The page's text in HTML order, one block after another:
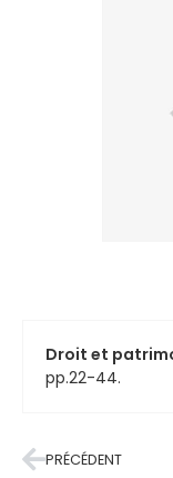
Droit et
pp.22-44.
PRÉCÉDENT